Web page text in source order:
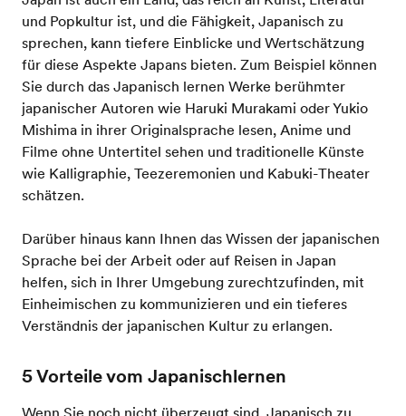
und Popkultur ist, und die Fähigkeit, Japanisch zu
sprechen, kann tiefere Einblicke und Wertschätzung
für diese Aspekte Japans bieten. Zum Beispiel können
Sie durch das Japanisch lernen Werke berühmter
japanischer Autoren wie Haruki Murakami oder Yukio
Mishima in ihrer Originalsprache lesen, Anime und
Filme ohne Untertitel sehen und traditionelle Künste
wie Kalligraphie, Teezeremonien und Kabuki-Theater
schätzen.
Darüber hinaus kann Ihnen das Wissen der japanischen
Sprache bei der Arbeit oder auf Reisen in Japan
helfen, sich in Ihrer Umgebung zurechtzufinden, mit
Einheimischen zu kommunizieren und ein tieferes
Verständnis der japanischen Kultur zu erlangen.
5 Vorteile vom Japanischlernen
Wenn Sie noch nicht überzeugt sind, Japanisch zu